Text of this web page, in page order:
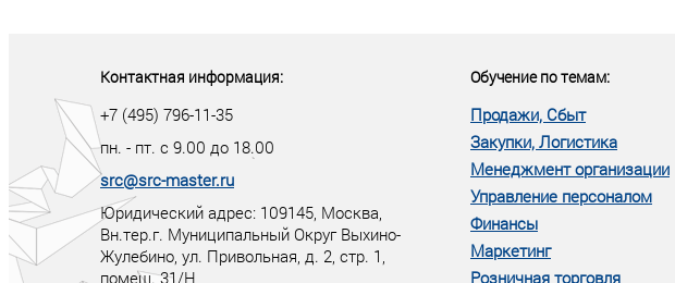
Контактная информация:
+7 (495) 796-11-35
пн. - пт. с 9.00 до 18.00
src@src-master.ru
Юридический адрес: 109145, Москва,
Вн.тер.г. Муниципальный Округ Выхино-
Жулебино, ул. Привольная, д. 2, стр. 1,
помещ. 31/Н
Обучение по темам:
Продажи, Сбыт
Закупки, Логистика
Менеджмент организации
Управление персоналом
Финансы
Маркетинг
Розничная торговля